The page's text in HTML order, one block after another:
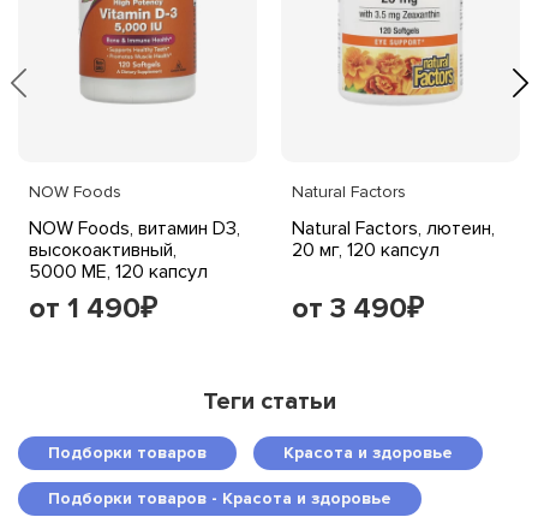
NOW Foods
NOW Foods, витамин D3,
высокоактивный,
5000 МЕ, 120 капсул
от 1 490₽
Natural Factors
Natural Factors, лютеин,
20 мг, 120 капсул
от 3 490₽
Теги статьи
Подборки товаров Красота и здоровье
Подборки товаров - Красота и здоровье